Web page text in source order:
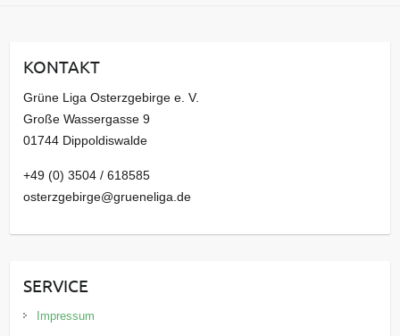
v
KONTAKT
Grüne Liga Osterzgebirge e. V.
Große Wassergasse 9
01744 Dippoldiswalde
+49 (0) 3504 / 618585
osterzgebirge@grueneliga.de
SERVICE
Impressum